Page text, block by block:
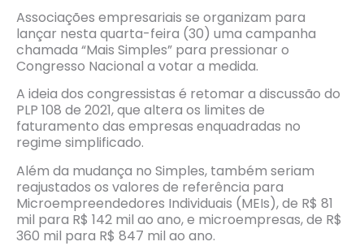
Associações empresariais se organizam para
lançar nesta quarta-feira (30) uma campanha
chamada “Mais Simples” para pressionar o
Congresso Nacional a votar a medida.
A ideia dos congressistas é retomar a discussão do
PLP 108 de 2021, que altera os limites de
faturamento das empresas enquadradas no
regime simplificado.
Além da mudança no Simples, também seriam
reajustados os valores de referência para
Microempreendedores Individuais (MEIs), de R$ 81
mil para R$ 142 mil ao ano, e microempresas, de R$
360 mil para R$ 847 mil ao ano.